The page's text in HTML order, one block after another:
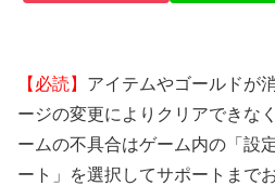
【必読】 アイテムやゴールドが
ージの変更によりクリアできな
ームの不具合はゲーム内の「設
ート」を選択してサポートまで